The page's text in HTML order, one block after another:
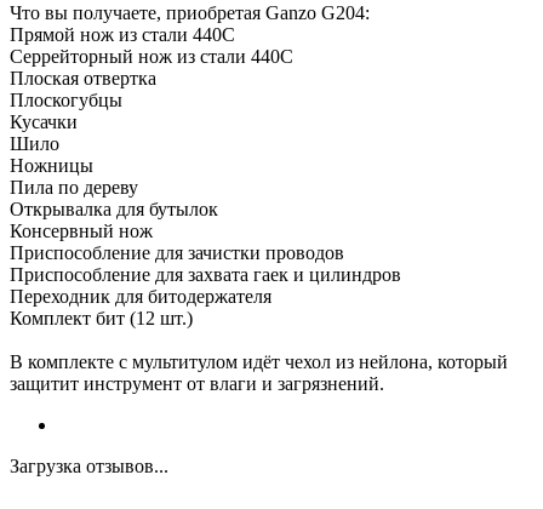
Что вы получаете, приобретая Ganzo G204:
Прямой нож из стали 440C
Серрейторный нож из стали 440C
Плоская отвертка
Плоскогубцы
Кусачки
Шило
Ножницы
Пила по дереву
Открывалка для бутылок
Консервный нож
Приспособление для зачистки проводов
Приспособление для захвата гаек и цилиндров
Переходник для битодержателя
Комплект бит (12 шт.)
В комплекте с мультитулом идёт чехол из нейлона, который
защитит инструмент от влаги и загрязнений.
Загрузка отзывов...